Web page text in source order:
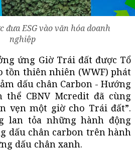
ESG vào văn hóa doanh
nghiệp
ứng Giờ Trái đất được Tổ
tồn thiên nhiên (WWF) phát
dấu chân Carbon - Hướng
thể CBNV Mcredit đã cùng
vẹn một giờ cho Trái đất”.
lan tỏa những hành động
dấu chân carbon trên hành
dấu chân xanh.